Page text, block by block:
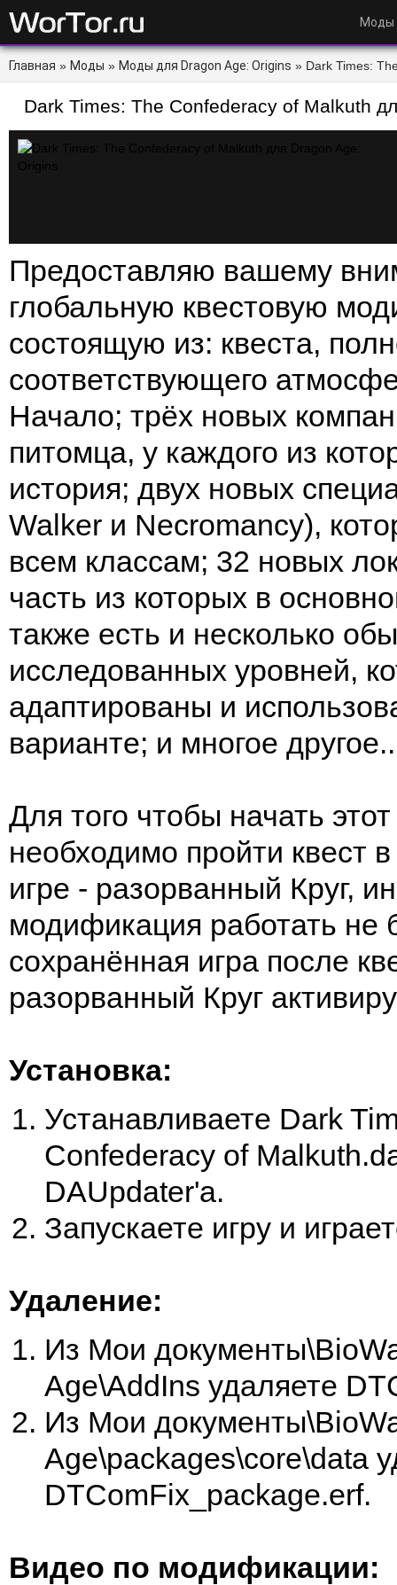
Моды
Главная » Моды » Моды для Dragon Age: Origins » Dark Times:
Dark Times: The Confederacy of Malkuth
Предоставляю вашему
глобальную квестовую
состоящую из: квеста,
соответствующего
Начало; трёх новых
питомца, у каждого из
история; двух новых
Walker и Necromancy),
всем классам; 32 новых
часть из которых в
также есть и несколько
исследованных уровней,
адаптированы и
варианте; и многое
Для того чтобы начать
необходимо пройти квест
игре - разорванный Круг,
модификация работать не
сохранённая игра после
разорванный Круг
Установка:
Устанавливаете Dark
Confederacy of
DAUpdater'а.
Запускаете игру и
Удаление:
Из Мои
Age\AddIns удаляете
Из Мои
Age\packages\core\data
DTComFix_package.erf.
Видео по модификации: